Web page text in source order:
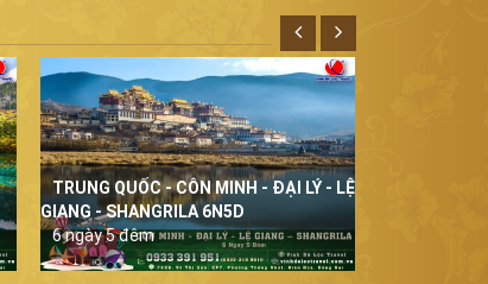
TRUNG QUỐC - CÔN MINH - ĐẠI LÝ - LỆ
GIANG - SHANGRILA 6N5D
6 ngày 5 đêm